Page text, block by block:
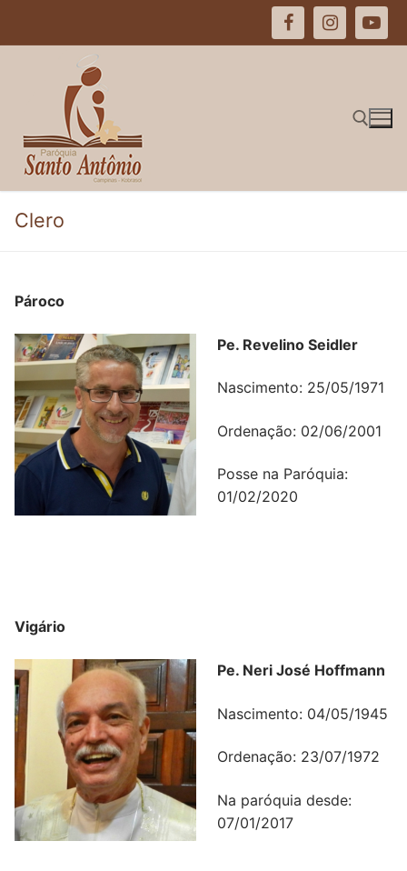
Pesquisar por:
Clero
Pároco
Pe. Revelino Seidler
Nascimento: 25/05/1971
Ordenação: 02/06/2001
Posse na Paróquia:
01/02/2020
Vigário
Pe. Neri José Hoffmann
Nascimento: 04/05/1945
Ordenação: 23/07/1972
Na paróquia desde:
07/01/2017